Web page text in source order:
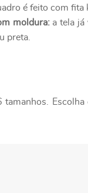
é feito com
moldura:a tela já
preta.